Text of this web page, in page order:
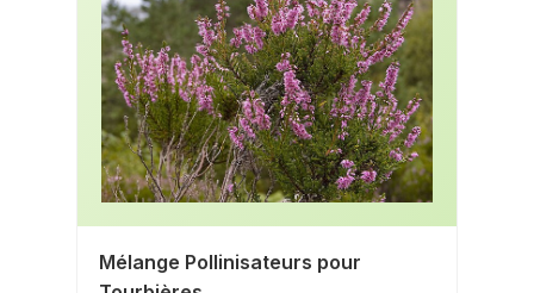
Mélange Pollinisateurs pour